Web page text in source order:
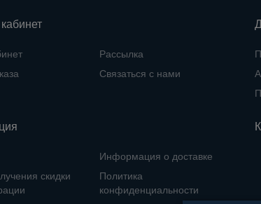
Рассылка
Связаться с нами
скидки
Информация о доставке
Политика
конфиденциальности